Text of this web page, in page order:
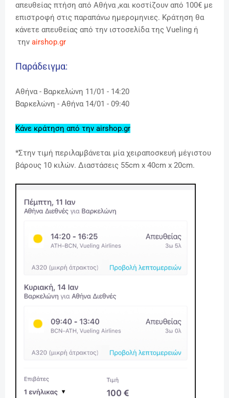
απευθείας πτήση από Αθήνα ,και κοστίζουν από 100€ με
επιστροφή στις παραπάνω ημερομηνιες. Κράτηση θα
κάνετε απευθείας από την ιστοσελίδα της Vueling ή
την airshop.gr
Παράδειγμα:
Αθήνα - Βαρκελώνη 11/01 - 14:20
Βαρκελώνη - Αθήνα 14/01 - 09:40
Κάνε κράτηση από την airshop.gr
*Στην τιμή περιλαμβάνεται μία χειραποσκευή μέγιστου
βάρους 10 κιλών. Διαστάσεις 55cm x 40cm x 20cm.